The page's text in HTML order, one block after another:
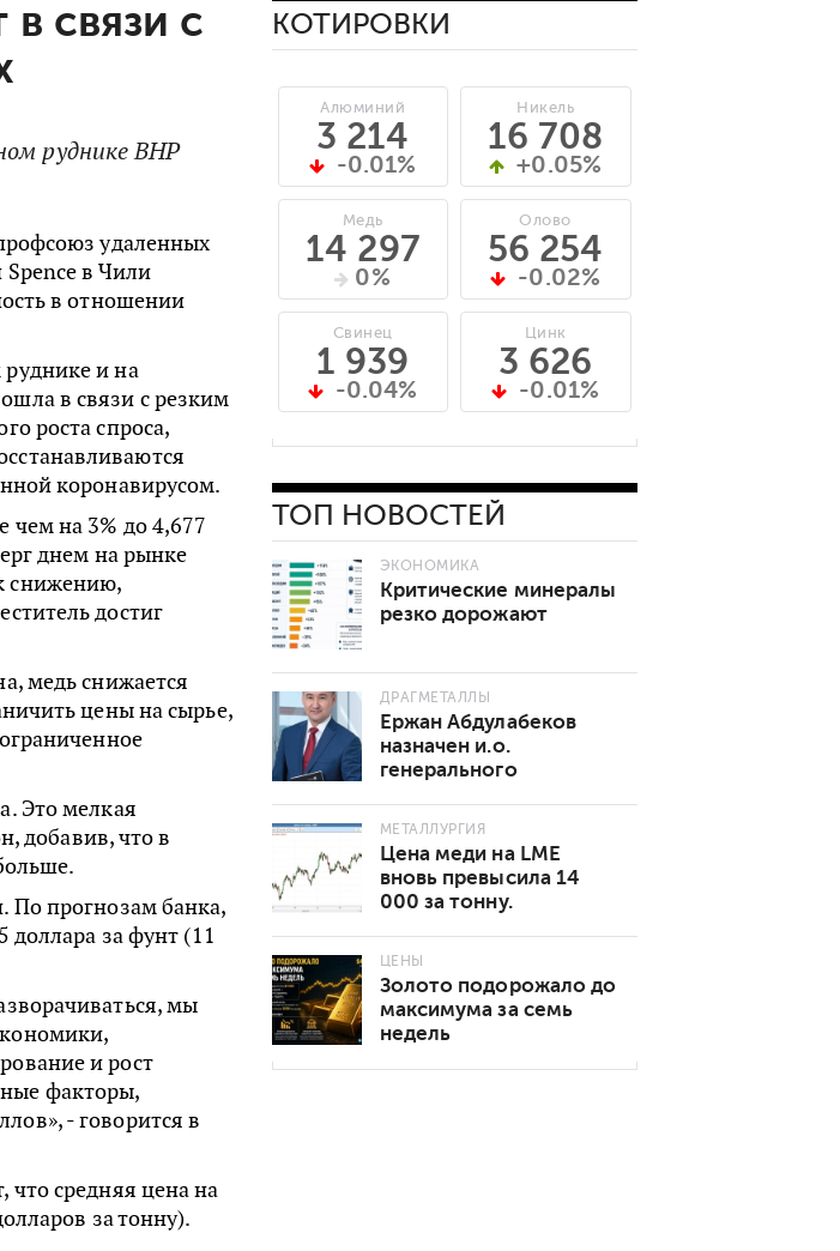
связи с
руднике BHР
удаленных
в Чили
в отношении
и на
в связи с резким
роста спроса,
коронавирусом.
чем на 3% до 4,677
днем ​​на рынке
снижению,
достиг
медь снижается
цены на сырье,
Это мелкая
добавив, что в
По прогнозам банка,
доллара за фунт (11
мы
и рост
факторы,
- говорится в
что средняя цена на
за тонну).
КОТИРОВКИ
Алюминий
3 214
-0.01%
Медь
14 297
0%
Свинец
1 939
-0.04%
Никель
16 708
+0.05%
Олово
56 254
-0.02%
Цинк
3 626
-0.01%
ТОП НОВОСТЕЙ
ЭКОНОМИКА
Критические минералы
резко дорожают
ДРАГМЕТАЛЛЫ
Ержан Абдулабеков
назначен и.о.
генерального
МЕТАЛЛУРГИЯ
Цена меди на LME
вновь превысила 14
000 за тонну.
роста
ЦЕНЫ
Золото подорожало до
максимума за семь
недель